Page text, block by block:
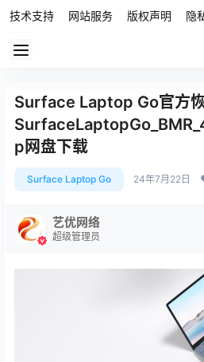
技术支持 网站服务 版权声明 隐
Surface Laptop Go官方
p网盘下载
Surface Laptop Go 24年7月22日
艺优网络
超级管理员